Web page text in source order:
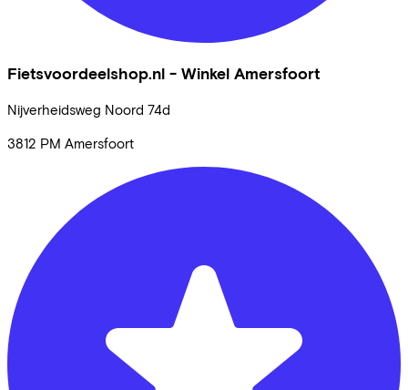
Fietsvoordeelshop.nl - Winkel Amersfoort
Nijverheidsweg Noord 74d
3812 PM Amersfoort